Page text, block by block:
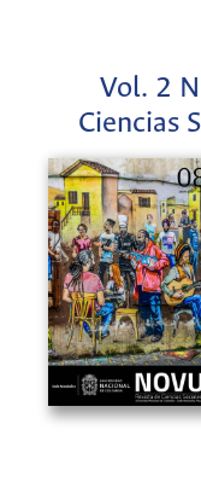
Vol. 2
Ciencias